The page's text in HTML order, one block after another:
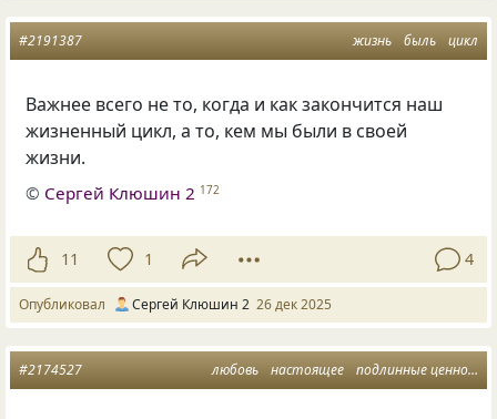
жизнь быль цикл
#2191387
Важнее всего не то, когда и как закончится наш
жизненный цикл, а то, кем мы были в своей
жизни.
© Сергей Клюшин 2 172
11 1 4
Опубликовал Сергей Клюшин 2 26 дек 2025
любовь настоящее подлинные ценности
#2174527